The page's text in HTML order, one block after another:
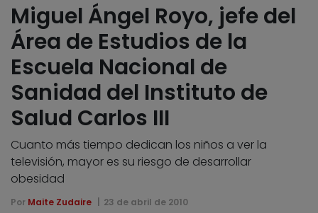
Miguel Ángel Royo, jefe del
Área de Estudios de la
Escuela Nacional de
Sanidad del Instituto de
Salud Carlos III
Cuanto más tiempo dedican los niños a ver la
televisión, mayor es su riesgo de desarrollar
obesidad
Por Maite Zudaire 23 de abril de 2010